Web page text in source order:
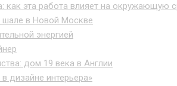
как эта работа влияет на окружающую
шале в Новой Москве
энергией
дом 19 века в Англии
дизайне интерьера»